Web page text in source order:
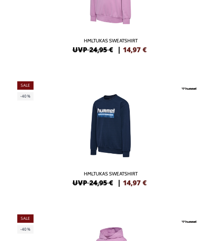
HMLTUKAS SWEATSHIRT
UVP 24,95 € | 14,97 €
SALE
-40%
HMLTUKAS SWEATSHIRT
UVP 24,95 € | 14,97 €
SALE
-40%